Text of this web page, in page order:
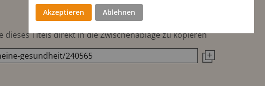
Titels direkt in die Zwischenablage zu kopieren
Akzeptieren Ablehnen